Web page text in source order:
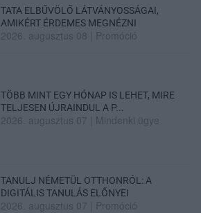
TATA ELBŰVÖLŐ LÁTVÁNYOSSÁGAI,
AMIKÉRT ÉRDEMES MEGNÉZNI
2026. augusztus 08 Promóció
TÖBB MINT EGY HÓNAP IS LEHET, MIRE
TELJESEN ÚJRAINDUL A P...
2026. augusztus 07 Mindenki ügye
TANULJ NÉMETÜL OTTHONRÓL: A
DIGITÁLIS TANULÁS ELŐNYEI
2026. augusztus 07 Promóció